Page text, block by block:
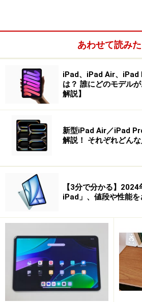
ており、価格帯もAndroidタブレッ
まだ国内では電子書籍ストアも乱
たようなストアは登場していない
は言えない状況ではあるが、iPad
など多数の電子書籍対応端末が発
籍市場は着実に拡大しているようだ
現在は日本語版電子書籍を販売
も、日本進出に向けて各出版社な
という報道がなされている。米国
電子書籍端末「Kindle Fire」も発
り、今後ますます活況を帯びてい
ころだろう。
あわせて読み
iPad、iPad Air、
は？ 誰にどのモデル
解説】
新型iPad Air／iPad
解説！ それぞれどん
【3分で分かる】
iPad」、値段や性能